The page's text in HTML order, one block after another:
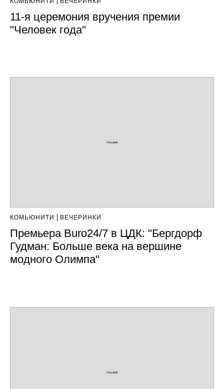
11-я церемония вручения премии
"Человек года"
КОМЬЮНИТИ ВЕЧЕРИНКИ
Премьера Buro24/7 в ЦДК: "Бергдорф
Гудман: Больше века на вершине
модного Олимпа"